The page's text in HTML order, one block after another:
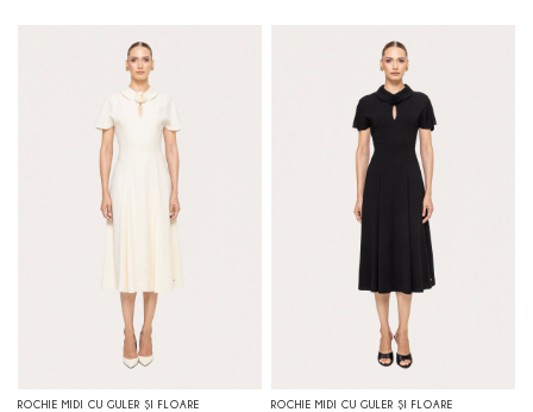
ROCHIE MIDI CU GULER ŞI FLOARE ROCHIE MIDI CU GULER ŞI FLOARE